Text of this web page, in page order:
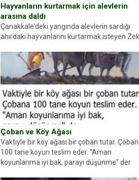
Hayvanların kurtarmak için alevlerin
arasına daldı
Çanakkale’deki yangında alevlerin sardığı
ahırdaki hayvanlarını kurtarmak isteyen
ellerinde yanıklar oluşan Demir, kâbus dolu
anları anlattı… Merkeze bağlı...
Çoban ve Köy Ağası
Vaktiyle bir köy ağası bir çoban tutar.
100 tane koyun teslim eder. “Aman
koyunlarıma iyi bak, parayı düşünme” der